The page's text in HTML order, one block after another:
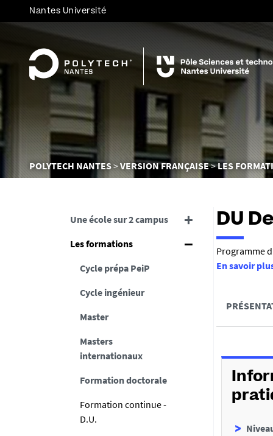
Nantes Université
Vous
êtes
POLYTECH NANTES VERSION FRANÇAISE LES
Une école sur 2 campus
Les formations
Cycle prépa PeiP
Cycle ingénieur
Master
Masters
internationaux
Formation doctorale
Formation continue -
D.U.
DU
R
é
m
Programme
En savoir
é
D